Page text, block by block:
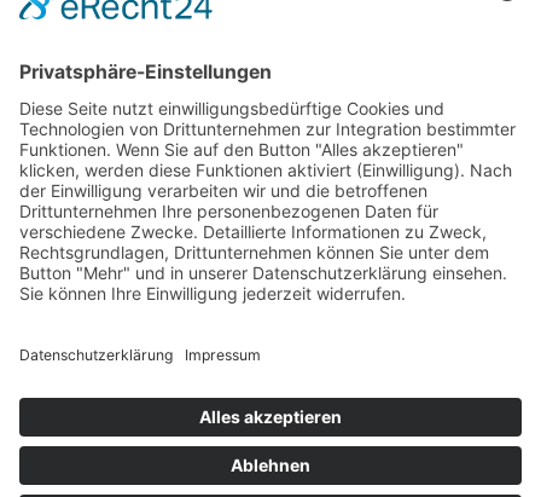
Dreesstr. 2
48231 Warendorf
Telefon: 0 25 81 / 51 68
Dechant-Wessing-Straße 16
48231 Warendorf-Hoetmar
Telefon: 0 25 85 / 424
All rights reserved.